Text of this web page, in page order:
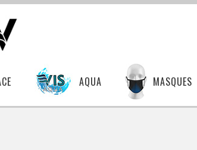
AQUA MASQUES